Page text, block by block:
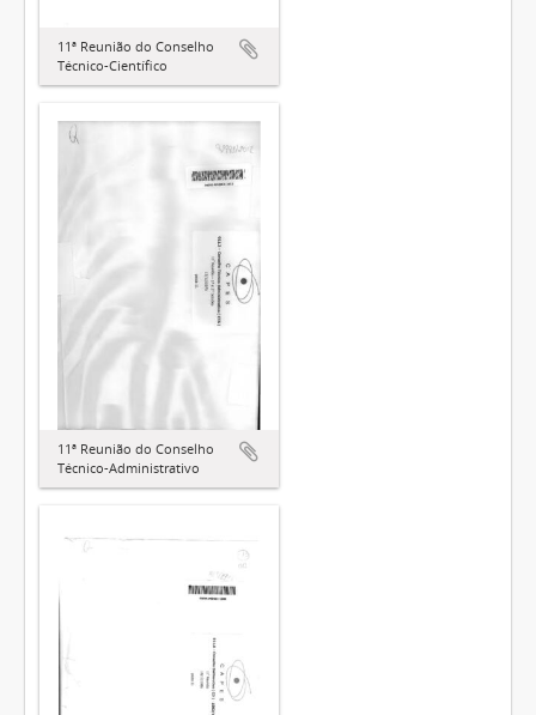
11ª Reunião do Conselho
Técnico-Científico
11ª Reunião do Conselho
Técnico-Administrativo